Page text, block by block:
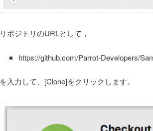
リポジトリのURLとして，
https://github.com/Parrot-Developers/
を入力して、[Clone]をクリックします。